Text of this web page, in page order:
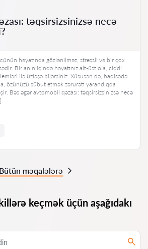
təqsirsizsinizsə necə
həyatında gözlənilməz, stressli və bir çox
Bir anın içində həyatınız alt-üst ola, ciddi
ilə üzləşə bilərsiniz. Xüsusən də, hadisədə
özünüzü sübut etmək zərurəti yarandıqda
Bəs əgər avtomobil qəzası: təqsirsizsinizsə necə
Bütün məqalələrə
keçmək üçün aşağıdakı